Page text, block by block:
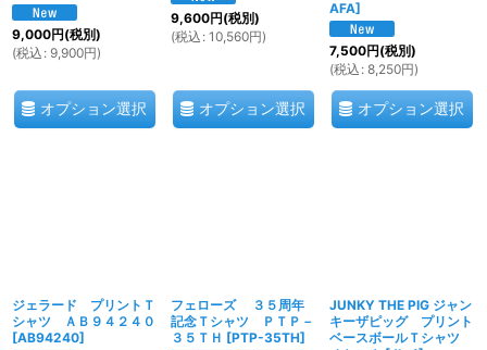
9,000円(税別)
(税込 : 9,900円)
オプション選択
9,600円(税別)
(税込 : 10,560円)
オプション選択
AFA]
7,500円(税別)
(税込 : 8,250円)
オプション選択
ジェラード プリントＴ
シャツ ＡＢ９４２４０
[AB94240]
フェローズ ３５周年
記念Ｔシャツ ＰＴＰ－
３５ＴＨ [PTP-35TH]
JUNKY THE PIG ジャン
キーザピッグ プリント
ベースボールＴシャツ